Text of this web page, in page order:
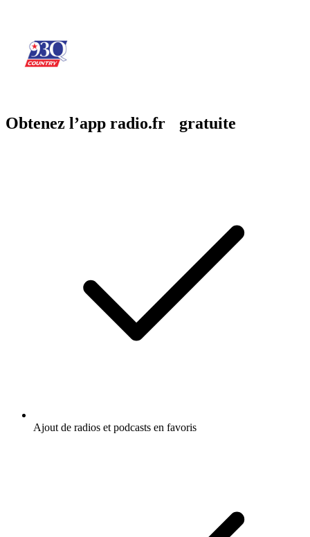
Obtenez l’app radio.fr gratuite
Ajout de radios et podcasts en favoris